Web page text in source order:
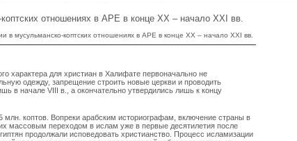
отношениях в АРЕ в конце XX – начало XXI вв.
в мусульманско-коптских отношениях в АРЕ в конце XX – начало XXI вв.
характера для христиан в Халифате первоначально не
одежду, запрещение строить новые церкви и проводить
в начале VIII в., а окончательно утвердились лишь к концу
млн. коптов. Вопреки арабским историографам, включение страны в
массовым переходом в ислам уже в первые десятилетия после
продолжали исповедовать христианство. Процесс исламизации